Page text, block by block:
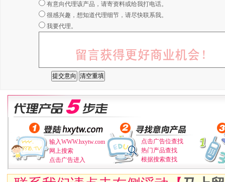
有意向代理该产品，请寄资料或给我打电话。
很感兴趣，想知道代理细节，请尽快联系我。
我要代理。
输入WWW.hxytw.com
网上搜索
点击广告进入
点击广告位查找
热门产品查找
根据搜索查找